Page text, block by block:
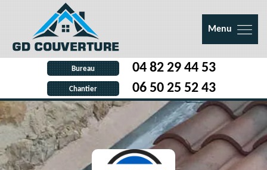
Menu
Bureau 04 82 29 44 53
Chantier 06 50 25 52 43